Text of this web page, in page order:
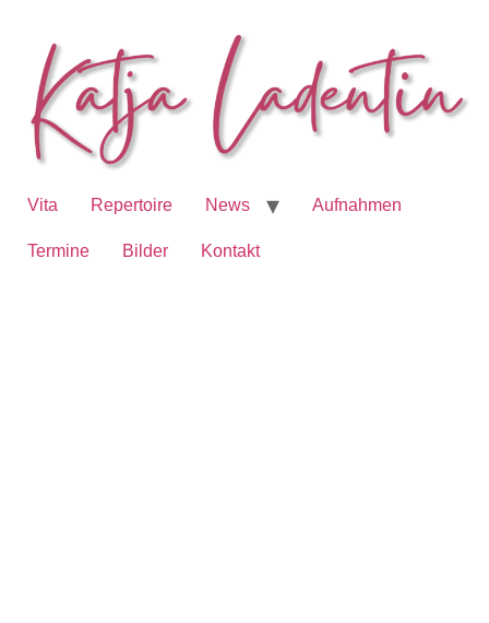
Vita Repertoire News Aufnahmen
Termine Bilder Kontakt